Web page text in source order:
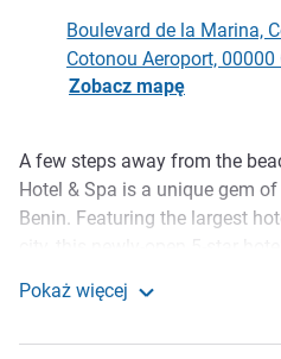
Boulevard de la Marina,
Cotonou Aeroport, 00000
Zobacz mapę
Opis
A few steps away from the
Hotel & Spa is a unique gem
Benin. Featuring the largest
suites. For a relaxing escape,
Pokaż więcej